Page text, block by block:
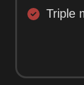
Triple